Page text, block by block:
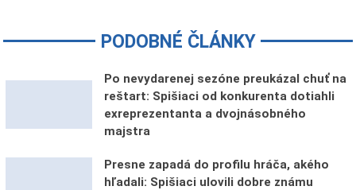
PODOBNÉ ČLÁNKY
Po nevydarenej sezóne preukázal chuť na
reštart: Spišiaci od konkurenta dotiahli
exreprezentanta a dvojnásobného
majstra
Presne zapadá do profilu hráča, akého
hľadali: Spišiaci ulovili dobre známu